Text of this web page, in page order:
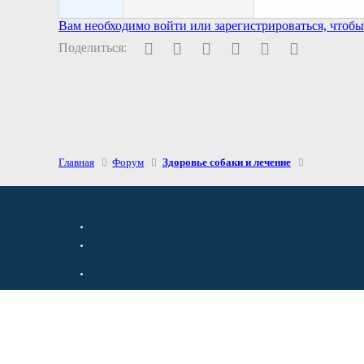
Вам необходимо войти или зарегистрироваться, чтобы
Поделиться:
Facebook
Twitter PinterestWhatsAppЭлектронная
Главная Форум Здоровье собаки и лечение